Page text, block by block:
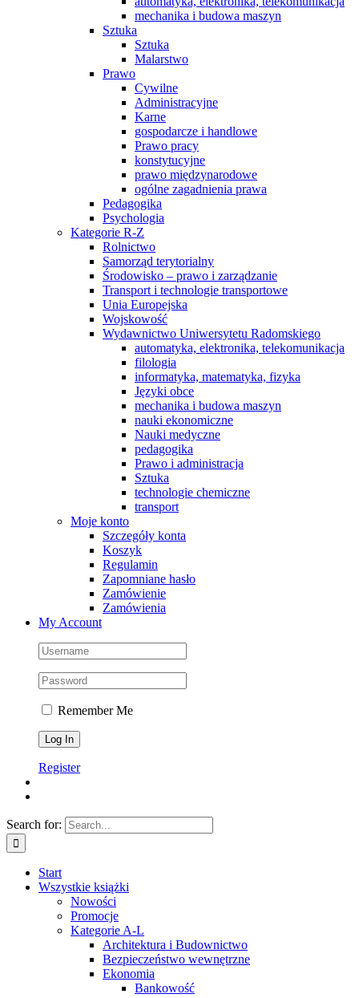
mechanika i budowa maszyn
Sztuka
Sztuka
Malarstwo
Prawo
Cywilne
Administracyjne
Karne
gospodarcze i handlowe
Prawo pracy
konstytucyjne
prawo międzynarodowe
ogólne zagadnienia prawa
Pedagogika
Psychologia
Kategorie R-Z
Rolnictwo
Samorząd terytorialny
Środowisko – prawo i zarządzanie
Transport i technologie transportowe
Unia Europejska
Wojskowość
Wydawnictwo Uniwersytetu Radomskiego
automatyka, elektronika, telekomunikacja
filologia
informatyka, matematyka, fizyka
Języki obce
mechanika i budowa maszyn
nauki ekonomiczne
Nauki medyczne
pedagogika
Prawo i administracja
Sztuka
technologie chemiczne
transport
Moje konto
Szczegóły konta
Koszyk
Regulamin
Zapomniane hasło
Zamówienie
Zamówienia
My Account
Remember Me
Register
Search for:
Start
Wszystkie książki
Nowości
Promocje
Kategorie A-L
Architektura i Budownictwo
Bezpieczeństwo wewnętrzne
Ekonomia
Bankowość